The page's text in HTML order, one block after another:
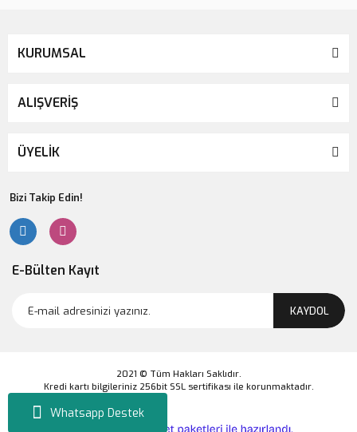
Whatsapp Destek
KURUMSAL
ALIŞVERİŞ
ÜYELİK
Bizi Takip Edin!
E-Bülten Kayıt
KAYDOL
2021 © Tüm Hakları Saklıdır.
Kredi kartı bilgileriniz 256bit SSL sertifikası ile korunmaktadır.
e-